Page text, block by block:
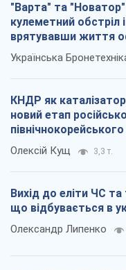
"Варта" та
кулеметний обстріл
врятувавши життя
Українська
КНДР як
новий етап
Олексій Кущ 3,3 т.
Вихід до еліти ЧС
що відбувається в
Олександр Липенко